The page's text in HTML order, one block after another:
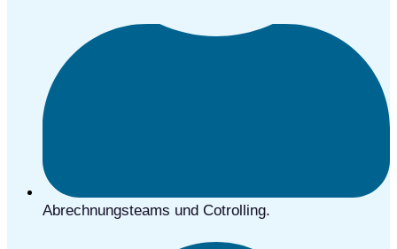
Abrechnungsteams und Cotrolling.